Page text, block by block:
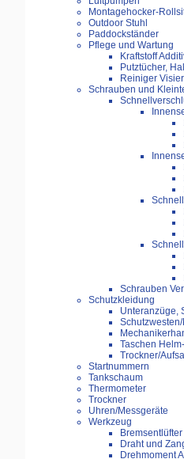
Montagehocker-
Outdoor Stuhl
Paddockständer
Pflege und Wartung
Kraftstoff
Putztücher,
Reiniger
Schrauben und
Schrauben
Schutzkleidung
Unteranzüge,
Taschen
Trockner/
Startnummern
Tankschaum
Thermometer
Trockner
Uhren/Messgeräte
Werkzeug
Bremsentlüfter
Draht und
Drehmoment